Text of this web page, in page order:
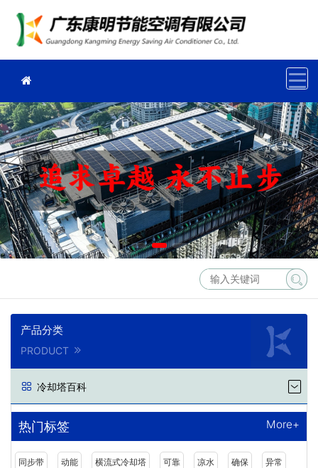
产品分类
PRODUCT
冷却塔百科
热门标签 More+
同步带 动能 横流式冷却塔 可靠 凉水 确保 异常